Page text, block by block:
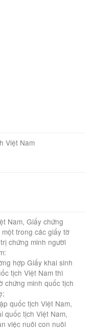
Việt Nam
Nam, Giấy chứng
trong các giấy tờ
chứng minh người
hợp Giấy khai sinh
tịch Việt Nam thì
chứng minh quốc tịch
quốc tịch Việt Nam,
quốc tịch Việt Nam,
việc nuôi con nuôi